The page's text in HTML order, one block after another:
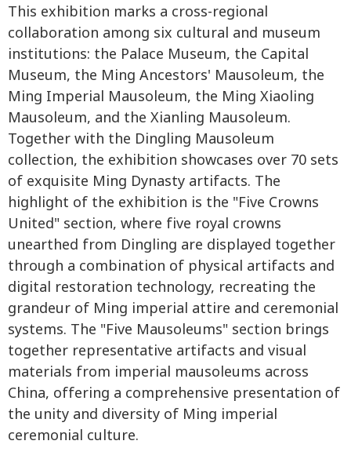
This exhibition marks a cross-regional
collaboration among six cultural and museum
institutions: the Palace Museum, the Capital
Museum, the Ming Ancestors' Mausoleum, the
Ming Imperial Mausoleum, the Ming Xiaoling
Mausoleum, and the Xianling Mausoleum.
Together with the Dingling Mausoleum
collection, the exhibition showcases over 70 sets
of exquisite Ming Dynasty artifacts. The
highlight of the exhibition is the "Five Crowns
United" section, where five royal crowns
unearthed from Dingling are displayed together
through a combination of physical artifacts and
digital restoration technology, recreating the
grandeur of Ming imperial attire and ceremonial
systems. The "Five Mausoleums" section brings
together representative artifacts and visual
materials from imperial mausoleums across
China, offering a comprehensive presentation of
the unity and diversity of Ming imperial
ceremonial culture.